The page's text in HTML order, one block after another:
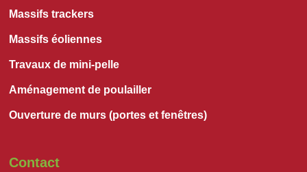
Massifs trackers
Massifs éoliennes
Travaux de mini-pelle
Aménagement de poulailler
Ouverture de murs (portes et fenêtres)
Contact